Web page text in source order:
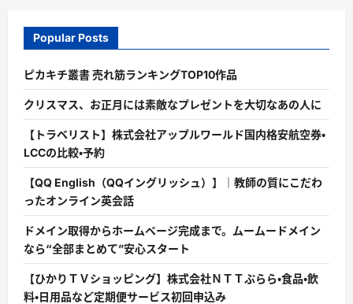
Popular Posts
ピカキチ叢書 売れ筋ランキングTOP10作品
クリスマス、お正月には素敵なプレゼントを大切なあの人に
【トラベリスト】株式会社アップルワールド国内格安航空券・
LCCの比較・予約
【QQ English（QQイングリッシュ）】｜教師の質にこだわ
ったオンライン英会話
ドメイン取得からホームページ完成まで。ムームードメイン
なら“全部まとめて”安心スタート
【ひかりＴＶショッピング】株式会社ＮＴＴぷらら・食品・飲
料・日用品など定期便サービス初回申込み